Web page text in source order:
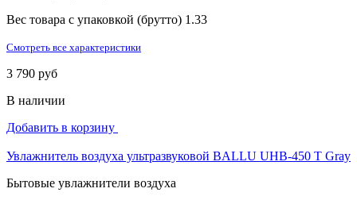
Вес товара с упаковкой (брутто) 1.33
Смотреть все характеристики
3 790 руб
В наличии
Добавить в корзину
Увлажнитель воздуха ультразвуковой BALLU UHB-450 T Gray
Бытовые увлажнители воздуха